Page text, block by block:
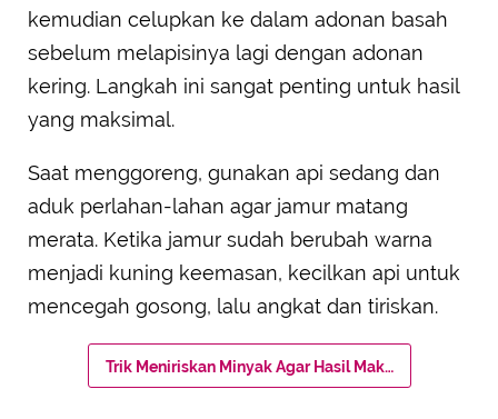
kemudian celupkan ke dalam adonan basah
sebelum melapisinya lagi dengan adonan
kering. Langkah ini sangat penting untuk hasil
yang maksimal.
Saat menggoreng, gunakan api sedang dan
aduk perlahan-lahan agar jamur matang
merata. Ketika jamur sudah berubah warna
menjadi kuning keemasan, kecilkan api untuk
mencegah gosong, lalu angkat dan tiriskan.
Trik Meniriskan Minyak Agar Hasil Maksimal